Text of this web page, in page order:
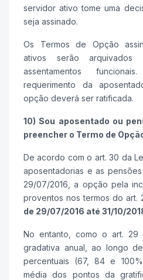
servidor ativo tome uma
seja assinado.
Os Termos de Opção
ativos serão arquivados
assentamentos
requerimento da
opção deverá ser ratificada.
10) Sou aposentado ou
preencher o Termo de
De acordo com o art. 30 da
aposentadorias e as
29/07/2016, a opção pela
proventos nos termos do art.
de 29/07/2016 até 31/10/
No entanto, como o art. 29
gradativa anual, ao longo
percentuais (67, 84 e
média dos pontos da